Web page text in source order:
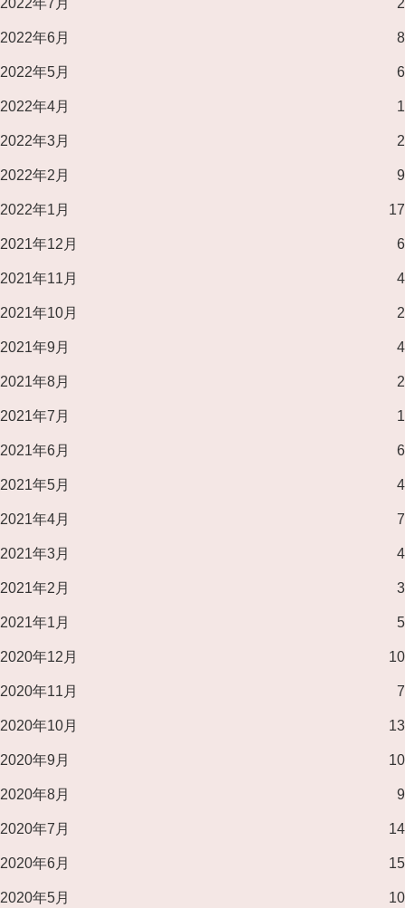
2022年6月 8
2022年5月 6
2022年4月 1
2022年3月 2
2022年2月 9
2022年1月 17
2021年12月 6
2021年11月 4
2021年10月 2
2021年9月 4
2021年8月 2
2021年7月 1
2021年6月 6
2021年5月 4
2021年4月 7
2021年3月 4
2021年2月 3
2021年1月 5
2020年12月 10
2020年11月 7
2020年10月 13
2020年9月 10
2020年8月 9
2020年7月 14
2020年6月 15
2020年5月 10